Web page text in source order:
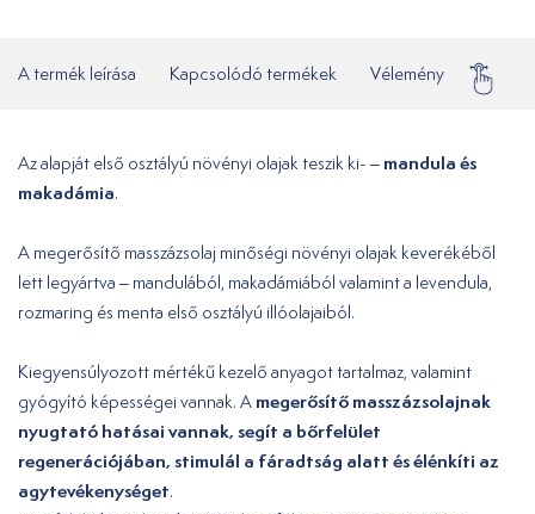
A termék leírása Kapcsolódó termékek Vélemény
Az alapját első osztályú növényi olajak teszik ki- – mandula és
makadámia.
A megerősítő masszázsolaj minőségi növényi olajak keverékéből
lett legyártva – mandulából, makadámiából valamint a levendula,
rozmaring és menta első osztályú illóolajaiból.
Kiegyensúlyozott mértékű kezelő anyagot tartalmaz, valamint
gyógyító képességei vannak. A megerősítő masszázsolajnak
nyugtató hatásai vannak, segít a bőrfelület
regenerációjában, stimulál a fáradtság alatt és élénkíti az
agytevékenységet.